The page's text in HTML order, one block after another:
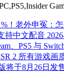
！老外申冤：
持中文配音
、PS5 与
2 所有游戏画
将于8月26日发